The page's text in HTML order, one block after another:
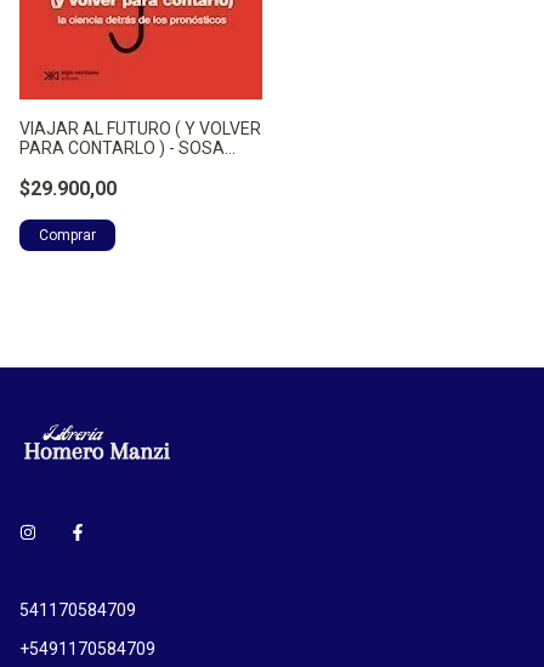
VIAJAR AL FUTURO ( Y VOLVER
PARA CONTARLO ) - SOSA
$29.900,00
541170584709
+5491170584709